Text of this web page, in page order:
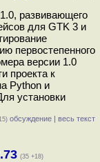
развивающего
для GTK 3 и
первостепенного
версии 1.0
проекта к
Python и
установки
обсуждение | весь текст
(35 +18)